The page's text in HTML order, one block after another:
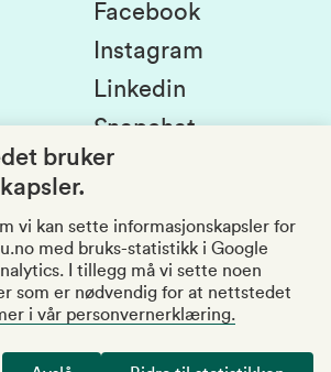
Facebook
Instagram
Linkedin
Snapchat
bruker
vi kan sette informasjonskapsler for
med bruks-statistikk i Google
I tillegg må vi sette noen
som er nødvendig for at nettstedet
i vår personvernerklæring.